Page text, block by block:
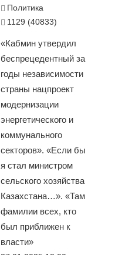
Политика
1129 (40833)
«Кабмин утвердил
беспрецедентный за
годы независимости
страны нацпроект
модернизации
энергетического и
коммунального
секторов». «Если бы
я стал министром
сельского хозяйства
Казахстана…». «Там
фамилии всех, кто
был приближен к
власти»